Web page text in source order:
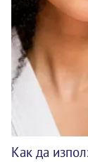
Как да